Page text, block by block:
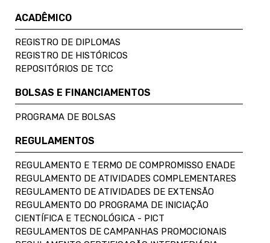
ACADÊMICO
REGISTRO DE DIPLOMAS
REGISTRO DE HISTÓRICOS
REPOSITÓRIOS DE TCC
BOLSAS E FINANCIAMENTOS
PROGRAMA DE BOLSAS
REGULAMENTOS
REGULAMENTO E TERMO DE COMPROMISSO ENADE
REGULAMENTO DE ATIVIDADES COMPLEMENTARES
REGULAMENTO DE ATIVIDADES DE EXTENSÃO
REGULAMENTO DO PROGRAMA DE INICIAÇÃO
CIENTÍFICA E TECNOLÓGICA - PICT
REGULAMENTOS DE CAMPANHAS PROMOCIONAIS